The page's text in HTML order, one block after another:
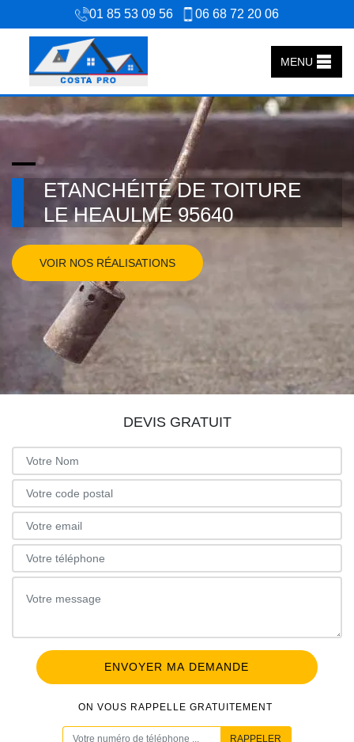
01 85 53 09 56 06 68 72 20 06
MENU
ETANCHÉITÉ DE TOITURE
LE HEAULME 95640
VOIR NOS RÉALISATIONS
DEVIS GRATUIT
ON VOUS RAPPELLE GRATUITEMENT